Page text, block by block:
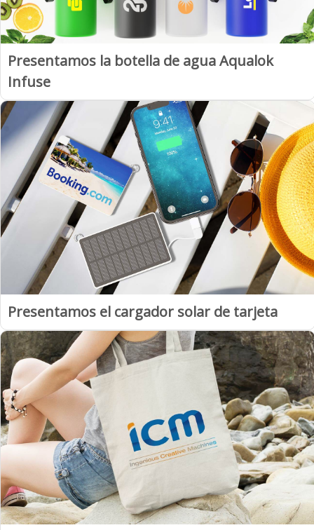
Presentamos la botella de agua Aqualok
Infuse
Presentamos el cargador solar de tarjeta